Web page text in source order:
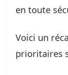
en toute
Voici un
prioritaires